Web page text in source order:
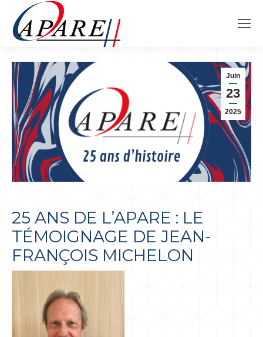
Juin
23
2025
25 ANS DE L’APARE : LE
TÉMOIGNAGE DE JEAN-
FRANÇOIS MICHELON